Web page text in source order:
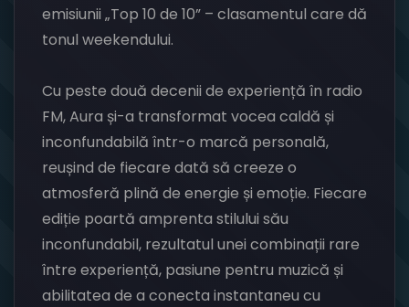
emisiunii „Top 10 de 10” – clasamentul care dă
tonul weekendului.
Cu peste două decenii de experiență în radio
FM, Aura și-a transformat vocea caldă și
inconfundabilă într-o marcă personală,
reușind de fiecare dată să creeze o
atmosferă plină de energie și emoție. Fiecare
ediție poartă amprenta stilului său
inconfundabil, rezultatul unei combinații rare
între experiență, pasiune pentru muzică și
abilitatea de a conecta instantaneu cu